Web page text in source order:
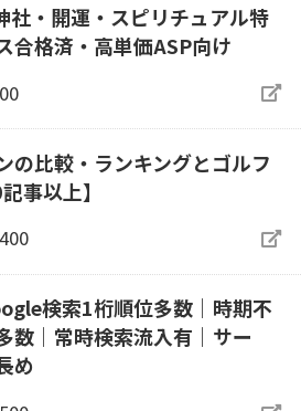
社・開運・スピリチュアル特
合格済・高単価ASP向け
の比較・ランキングとゴルフ
事以上】
検索1桁順位多数｜時期不
数｜常時検索流入有｜サー
め